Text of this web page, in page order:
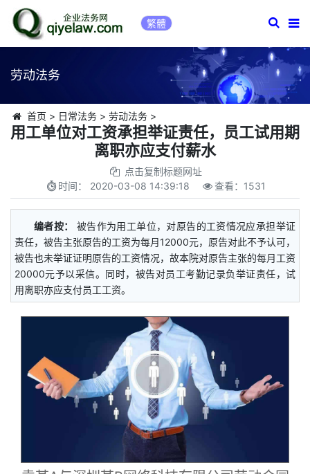
繁體
劳动法务
首页 > 日常法务> 劳动法务>
用工单位对工资承担举证责任，员工试用期
离职亦应支付薪水
点击复制标题网址
时间： 2020-03-08 14:39:18 查看： 1531
编者按：
被告作为用工单位，对原告的工资情况应承担举证
责任，被告主张原告的工资为每月12000元，原告对此不予认可，
被告也未举证证明原告的工资情况，故本院对原告主张的每月工资
20000元予以采信。同时，被告对员工考勤记录负举证责任，试
用离职亦应支付员工工资。